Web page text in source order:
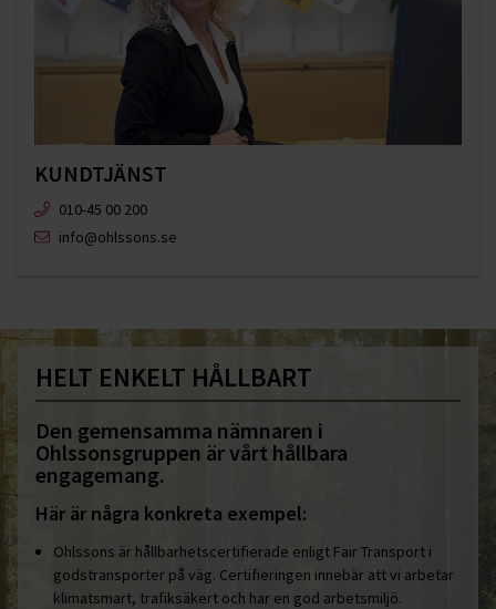
KUNDTJÄNST
010-45 00 200​
info@ohlssons.se
HELT ENKELT HÅLLBART
Den gemensamma nämnaren i
Ohlssonsgruppen är vårt hållbara
engagemang.
Här är några konkreta exempel:
Ohlssons är hållbarhetscertifierade enligt Fair Transport i
godstransporter på väg. Certifieringen innebär att vi arbetar
klimatsmart, trafiksäkert och har en god arbetsmiljö.